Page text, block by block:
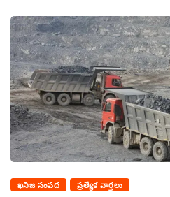
ఖనిజ సంపద ప్రత్యేక వార్తలు